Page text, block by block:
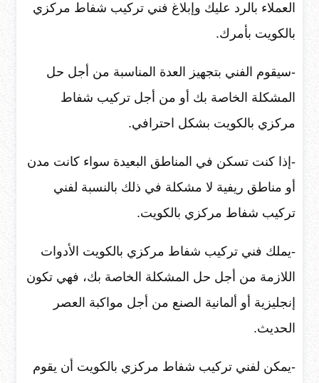
العملاء بالرد عليك وإبلاغ فني تركيب شفاط مركزي
بالكويت بأمرك.
-سيقوم الفني بتجهيز العدة المناسبة من أجل حل
المشكلة الخاصة بك أو من أجل تركيب شفاط
مركزي بالكويت بشكل احترافي.
-إذا كنت تسكن في المناطق البعيدة سواء كانت مدن
أو مناطق ريفية لا مشكلة في ذلك بالنسبة لفني
تركيب شفاط مركزي بالكويت.
-يملك فني تركيب شفاط مركزي بالكويت الأدوات
اللازمة من أجل حل المشكلة الخاصة بك، فهي تكون
إنجليزية أو ألمانية الصنع من أجل مواكبة العصر
الحديث.
-يمكن لفني تركيب شفاط مركزي بالكويت أن يقوم